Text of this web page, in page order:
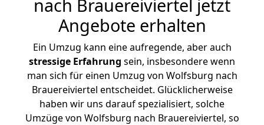
nach Brauereiviertel jetzt
Angebote erhalten
Ein Umzug kann eine aufregende, aber auch
stressige Erfahrung sein, insbesondere wenn
man sich für einen Umzug von Wolfsburg nach
Brauereiviertel entscheidet. Glücklicherweise
haben wir uns darauf spezialisiert, solche
Umzüge von Wolfsburg nach Brauereiviertel, so